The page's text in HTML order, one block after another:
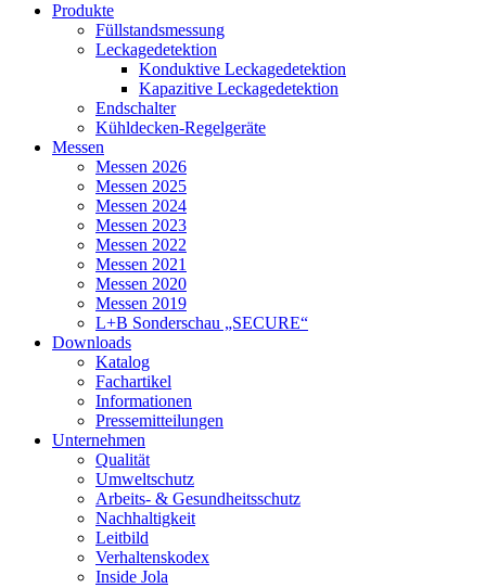
Produkte
Füllstandsmessung
Leckagedetektion
Konduktive Leckagedetektion
Kapazitive Leckagedetektion
Endschalter
Kühldecken-Regelgeräte
Messen
Messen 2026
Messen 2025
Messen 2024
Messen 2023
Messen 2022
Messen 2021
Messen 2020
Messen 2019
L+B Sonderschau „SECURE“
Downloads
Katalog
Fachartikel
Informationen
Pressemitteilungen
Unternehmen
Qualität
Umweltschutz
Arbeits- & Gesundheitsschutz
Nachhaltigkeit
Leitbild
Verhaltenskodex
Inside Jola